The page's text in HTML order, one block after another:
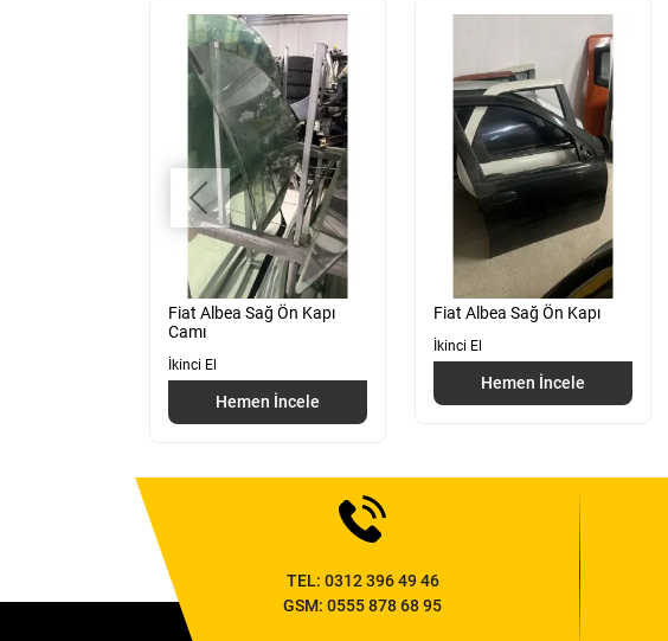
Fiat Albea Sağ Ön Kapı
Camı
İkinci El
Hemen İncele
Fiat Albea Sağ Ön Kapı
İkinci El
Hemen İncele
TEL: 0312 396 49 46
GSM:0555 878 68 95